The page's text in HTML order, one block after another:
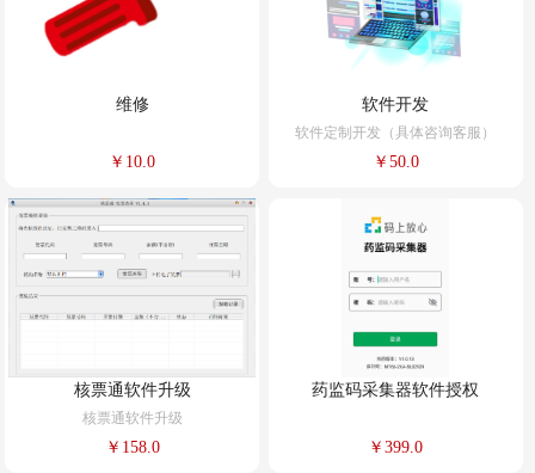
维修
￥10.0
软件开发
软件定制开发（具体咨询客服）
￥50.0
核票通软件升级
核票通软件升级
￥158.0
药监码采集器软件授权
￥399.0